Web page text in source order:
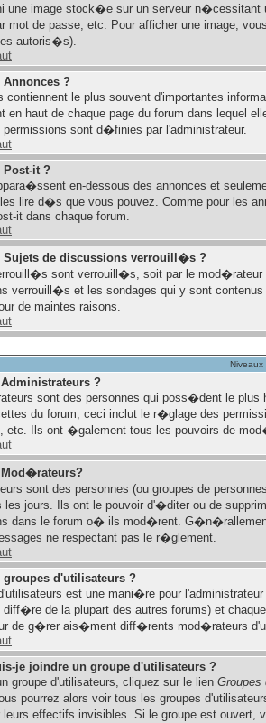
une image stock�e sur un serveur
de passe, etc. Pour afficher une image,
autoris�s).
?
contiennent le plus souvent d'importantes
en haut de chaque page du forum dans lequel
sont d�finies par l'administrateur.
Post-it ?
en-dessous des annonces et
lire d�s que vous pouvez. Comme pour les
it dans chaque forum.
Sujets de discussions verrouill�s ?
sont verrouill�s, soit par le mod�rateur
verrouill�s et les sondages qui y sont
de maintes raisons.
Niveaux
?
sont des personnes qui poss�dent le
du forum, ceci inclut le r�glage des
etc. Ils ont �galement tous les pouvoirs de
sont des personnes (ou groupes de
les jours. Ils ont le pouvoir d'�diter ou de
dans le forum o� ils mod�rent.
ne respectant pas le r�glement.
groupes d'utilisateurs ?
est une mani�re pour
diff�re de la plupart des autres forums) et
de g�rer ais�ment diff�rents mod�rateurs
je joindre un groupe d'utilisateurs ?
groupe d'utilisateurs, cliquez sur le lien Groupes
pourrez alors voir tous les groupes
leurs effectifs invisibles. Si le groupe est